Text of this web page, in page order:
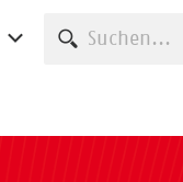
Suche starten